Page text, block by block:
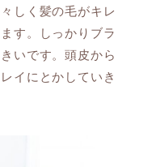
しく髪の毛がキレ
す。しっかりブラ
いです。頭皮から
イにとかしていき